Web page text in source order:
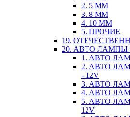
2. 5 ММ
3. 8 ММ
4. 10 ММ
5. ПРОЧИЕ
19.
20. АВТО
1. АВТО
2. АВТО
- 12V
3. АВТО
4. АВТО
5. АВТО
12V